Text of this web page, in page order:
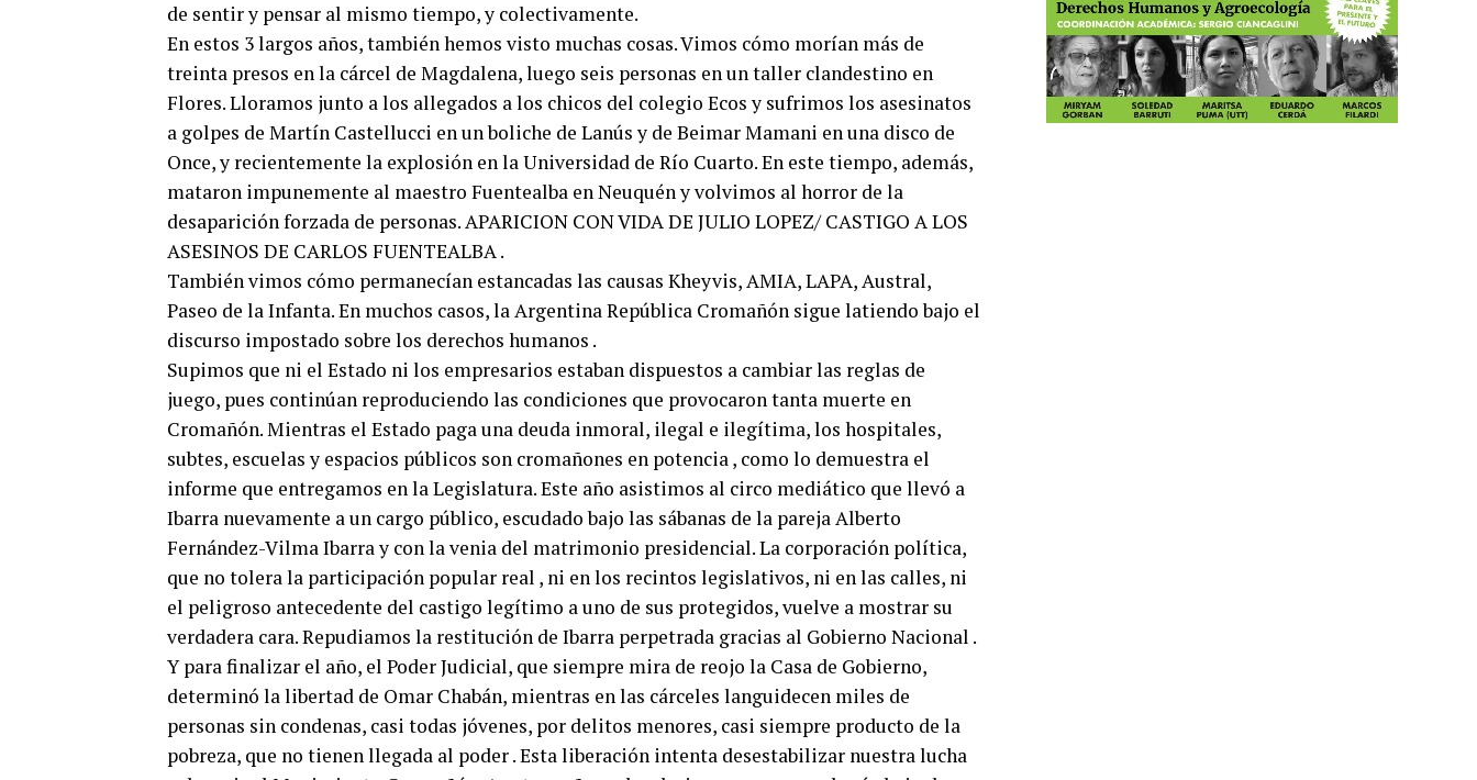
de sentir y pensar al mismo tiempo, y colectivamente.
En estos 3 largos años, también hemos visto muchas cosas. Vimos cómo morían más de
treinta presos en la cárcel de Magdalena, luego seis personas en un taller clandestino en
Flores. Lloramos junto a los allegados a los chicos del colegio Ecos y sufrimos los asesinatos
a golpes de Martín Castellucci en un boliche de Lanús y de Beimar Mamani en una disco de
Once, y recientemente la explosión en la Universidad de Río Cuarto. En este tiempo, además,
mataron impunemente al maestro Fuentealba en Neuquén y volvimos al horror de la
desaparición forzada de personas. APARICION CON VIDA DE JULIO LOPEZ/ CASTIGO A LOS
ASESINOS DE CARLOS FUENTEALBA .
También vimos cómo permanecían estancadas las causas Kheyvis, AMIA, LAPA, Austral,
Paseo de la Infanta. En muchos casos, la Argentina República Cromañón sigue latiendo bajo el
discurso impostado sobre los derechos humanos .
Supimos que ni el Estado ni los empresarios estaban dispuestos a cambiar las reglas de
juego, pues continúan reproduciendo las condiciones que provocaron tanta muerte en
Cromañón. Mientras el Estado paga una deuda inmoral, ilegal e ilegítima, los hospitales,
subtes, escuelas y espacios públicos son cromañones en potencia , como lo demuestra el
informe que entregamos en la Legislatura. Este año asistimos al circo mediático que llevó a
Ibarra nuevamente a un cargo público, escudado bajo las sábanas de la pareja Alberto
Fernández-Vilma Ibarra y con la venia del matrimonio presidencial. La corporación política,
que no tolera la participación popular real , ni en los recintos legislativos, ni en las calles, ni
el peligroso antecedente del castigo legítimo a uno de sus protegidos, vuelve a mostrar su
verdadera cara. Repudiamos la restitución de Ibarra perpetrada gracias al Gobierno Nacional .
Y para finalizar el año, el Poder Judicial, que siempre mira de reojo la Casa de Gobierno,
determinó la libertad de Omar Chabán, mientras en las cárceles languidecen miles de
personas sin condenas, casi todas jóvenes, por delitos menores, casi siempre producto de la
pobreza, que no tienen llegada al poder . Esta liberación intenta desestabilizar nuestra lucha